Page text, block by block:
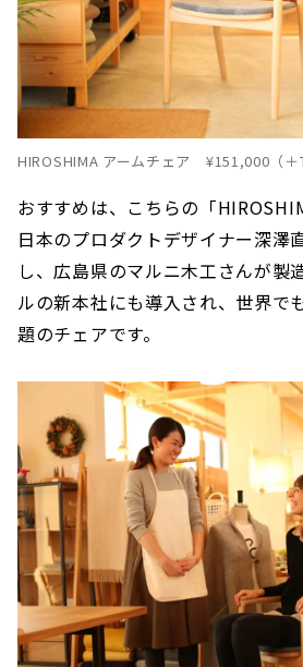
HIROSHIMA アームチェア ¥151,000（＋
おすすめは、こちらの「
日本のプロダクトデザイナー深澤
し、広島県のマルニ木工さんが製
ルの新本社にも導入され、世界で
題のチェアです。